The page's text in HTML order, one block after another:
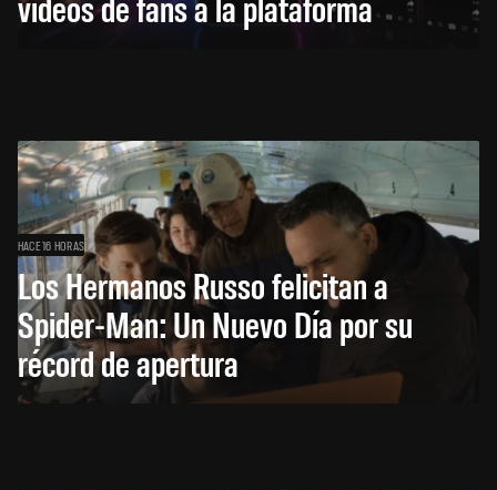
HACE 16 HORAS
Los Hermanos Russo felicitan a
Spider-Man: Un Nuevo Día por su
récord de apertura